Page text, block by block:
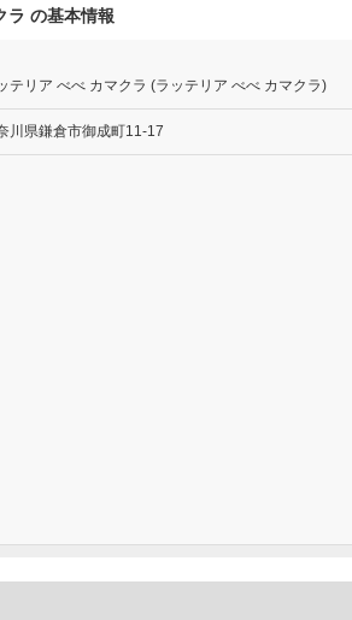
ラ の基本情報
テリア べべ カマクラ (ラッテリア べべ カマクラ)
川県鎌倉市御成町11-17